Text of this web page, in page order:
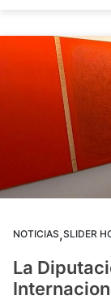
NOTICIAS,SLIDER
La